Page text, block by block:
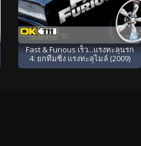
Fast & Furious เร็ว...แรงทะลุนรก
4: ยกทีมซิ่ง แรงทะลุไมล์ (2009)